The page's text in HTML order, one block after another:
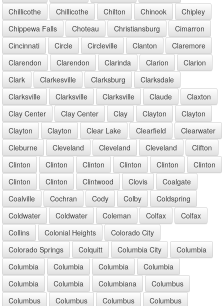
Chillicothe
Chillicothe Chilton Chinook
Chipley
Chippewa Falls
Choteau Christiansburg
Cimarron
Cincinnati
Circle Circleville Clanton
Claremore
Clarendon
Clarendon Clarinda Clarion
Clarion
Clark
Clarkesville Clarksburg
Clarksdale
Clarksville
Clarksville Clarksville Claude
Claxton
Clay Center
Clay Center Clay Clayton
Clayton
Clayton
Clayton Clear Lake Clearfield
Clearwater
Cleburne
Cleveland Cleveland Cleveland
Clifton
Clinton
Clinton Clinton Clinton Clinton
Clinton
Clinton
Clinton Clintwood Clovis
Coalgate
Coalville
Cochran Cody Colby
Coldspring
Coldwater
Coldwater Coleman Colfax
Colfax
Collins
Colonial Heights
Colorado City
Colorado Springs
Colquitt Columbia City
Columbia
Columbia
Columbia Columbia
Columbia
Columbia
Columbia Columbiana
Columbus
Columbus
Columbus Columbus
Columbus